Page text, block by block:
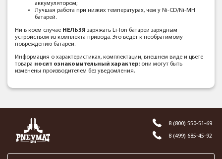
аккумулятором;
Лучшая работа при низких температурах, чем у Ni-CD/Ni-MH
батарей.
Ни в коем случае НЕЛЬЗЯ заряжать Li-Ion батареи зарядным
устройством из комплекта привода. Это ведёт к необратимому
повреждению батареи.
Информация о характеристиках, комплектации, внешнем виде и цвете
товара носит ознакомительный характер; они могут быть
изменены производителем без уведомления.
8 (800) 550-51-69
8 (499) 685-45-92